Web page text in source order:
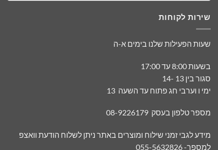
שירות לקוחות
שעות הפעילות שלנו בימים א-ה
בשעות 8:00 עד 17:00
סגור בין 13 -14
ימי ו וערבי חג פתוח עד השעה 13
מספר טלפון בעסק 08-9226179
מידע לגבי זמני שילוח ומוצרים באתר ניתן לשלוח הודעת וואצפ
למספר- 055-5632826